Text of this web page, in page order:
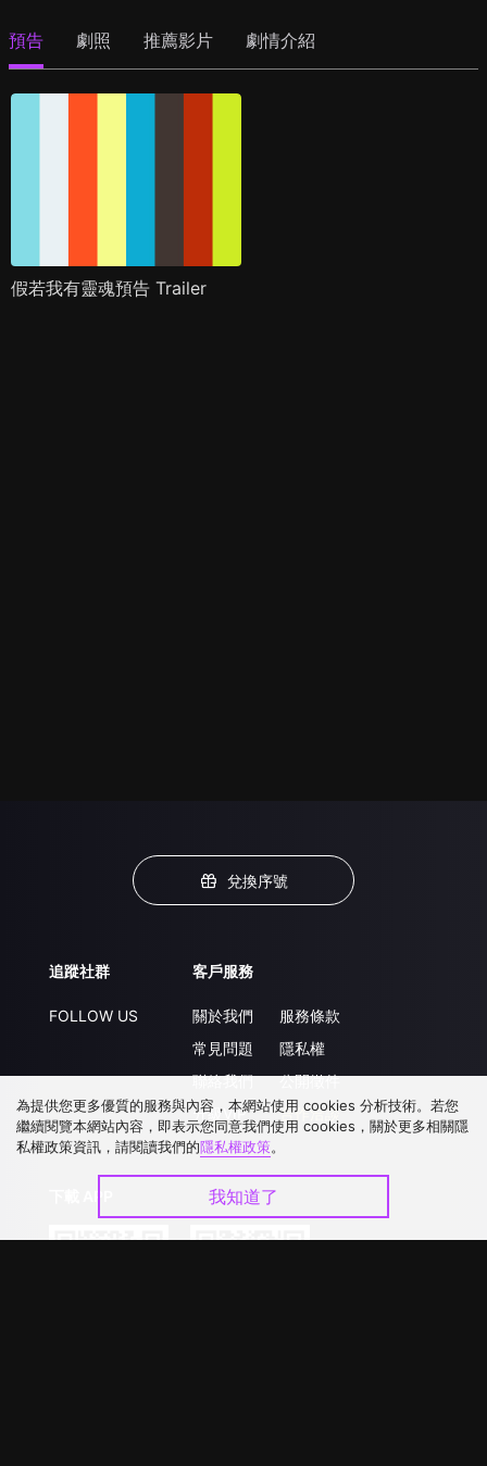
預告 劇照 推薦影片 劇情介紹
假若我有靈魂預告 Trailer
兌換序號
追蹤社群
FOLLOW US
客戶服務
關於我們
常見問題
聯絡我們
升級VIP
服務條款
隱私權
公開徵件
合作洽談
為提供您更多優質的服務與內容，本網站使用 cookies 分析技術。若您
繼續閱覽本網站內容，即表示您同意我們使用 cookies，關於更多相關隱
私權政策資訊，請閱讀我們的隱私權政策。
我知道了